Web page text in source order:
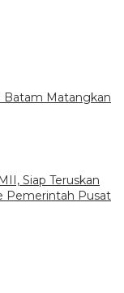
Batam Matangkan
Siap Teruskan
Pemerintah Pusat